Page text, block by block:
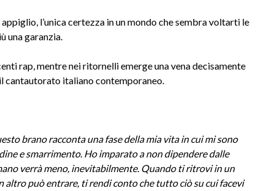
l’unica certezza in un mondo che sembra voltarti le
una garanzia.
rap, mentre nei ritornelli emerge una vena decisamente
cantautorato italiano contemporaneo.
brano racconta una fase della mia vita in cui mi sono
e smarrimento. Ho imparato a non dipendere dalle
verrà meno, inevitabilmente. Quando ti ritrovi in un
altro può entrare, ti rendi conto che tutto ciò su cui facevi